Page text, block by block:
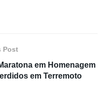
Post
em Homenagem
em Terremoto